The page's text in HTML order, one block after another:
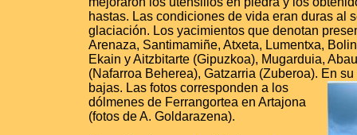
hastas. Las condiciones de vida eran duras al
glaciación. Los yacimientos que denotan
Arenaza, Santimamiñe, Atxeta, Lumentxa,
Ekain y Aitzbitarte (Gipuzkoa), Mugarduia,
(Nafarroa Beherea), Gatzarria (Zuberoa). En
bajas. Las fotos corresponden a los
dólmenes de Ferrangortea en Artajona
(fotos de A. Goldarazena).